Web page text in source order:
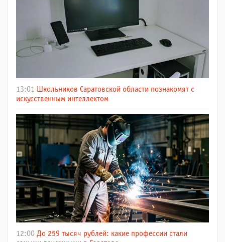
13:01 Школьников Саратовской области познакомят с
искусственным интеллектом
12:00 До 259 тысяч рублей: какие профессии стали